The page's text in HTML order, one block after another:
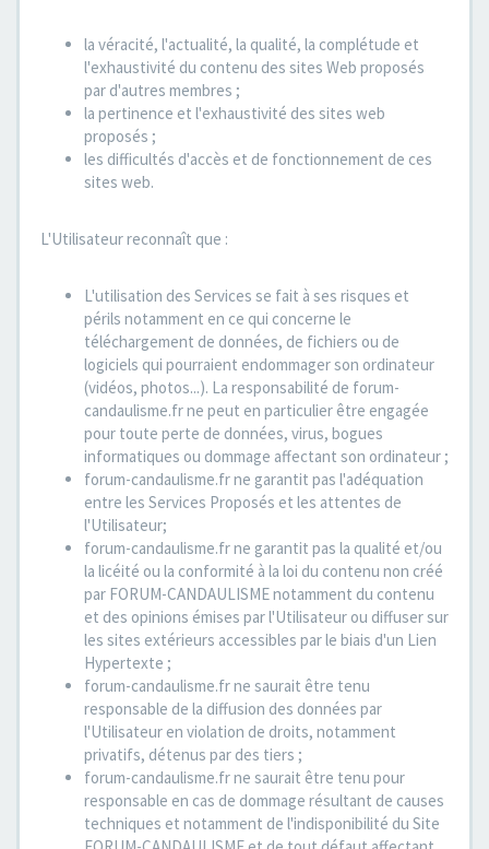
la véracité, l'actualité, la qualité, la complétude et
l'exhaustivité du contenu des sites Web proposés
par d'autres membres ;
la pertinence et l'exhaustivité des sites web
proposés ;
les difficultés d'accès et de fonctionnement de ces
sites web.
L'Utilisateur reconnaît que :
L'utilisation des Services se fait à ses risques et
périls notamment en ce qui concerne le
téléchargement de données, de fichiers ou de
logiciels qui pourraient endommager son ordinateur
(vidéos, photos...). La responsabilité de forum-
candaulisme.fr ne peut en particulier être engagée
pour toute perte de données, virus, bogues
informatiques ou dommage affectant son ordinateur ;
forum-candaulisme.fr ne garantit pas l'adéquation
entre les Services Proposés et les attentes de
l'Utilisateur;
forum-candaulisme.fr ne garantit pas la qualité et/ou
la licéité ou la conformité à la loi du contenu non créé
par FORUM-CANDAULISME notamment du contenu
et des opinions émises par l'Utilisateur ou diffuser sur
les sites extérieurs accessibles par le biais d'un Lien
Hypertexte ;
forum-candaulisme.fr ne saurait être tenu
responsable de la diffusion des données par
l'Utilisateur en violation de droits, notamment
privatifs, détenus par des tiers ;
forum-candaulisme.fr ne saurait être tenu pour
responsable en cas de dommage résultant de causes
techniques et notamment de l'indisponibilité du Site